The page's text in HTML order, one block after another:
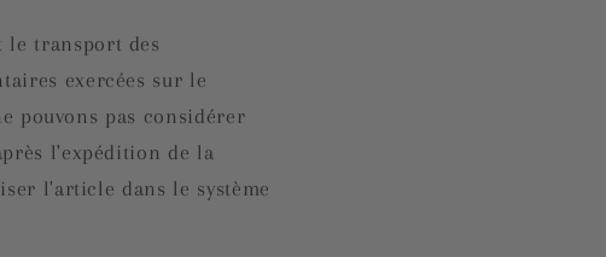
le transport des
exercées sur le
pouvons pas considérer
l'expédition de la
l'article dans le système